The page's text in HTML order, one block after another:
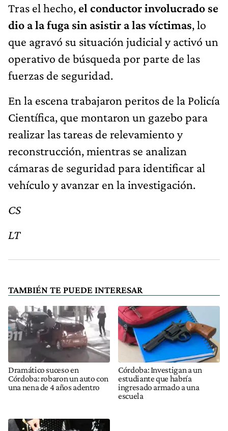
Tras el hecho, el conductor involucrado se
dio a la fuga sin asistir a las víctimas, lo
que agravó su situación judicial y activó un
operativo de búsqueda por parte de las
fuerzas de seguridad.
En la escena trabajaron peritos de la Policía
Científica, que montaron un gazebo para
realizar las tareas de relevamiento y
reconstrucción, mientras se analizan
cámaras de seguridad para identificar al
vehículo y avanzar en la investigación.
CS
LT
TAMBIÉN TE PUEDE INTERESAR
Dramático suceso en
Córdoba: robaron un auto con
una nena de 4 años adentro
Córdoba: Investigan a un
estudiante que habría
ingresado armado a una
escuela